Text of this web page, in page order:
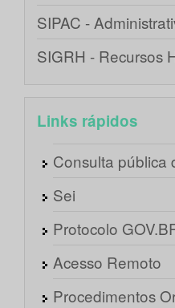
SIPAC -
SIGRH - Recursos
Links rápidos
Consulta pública
Sei
Protocolo
Acesso Remoto
Procedimentos